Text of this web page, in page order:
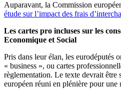
Auparavant, la Commission
étude sur l’impact des frais
Les cartes pro incluses sur les
Economique et Social
Pris dans leur élan, les eurodéputés
« business », ou cartes
règlementation. Le texte devrait être
européen réuni en plénière pour